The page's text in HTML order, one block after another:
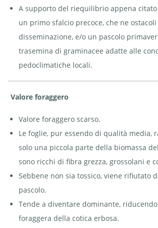
A supporto del riequilibrio appena
un primo sfalcio precoce, che ne ostacoli
disseminazione, e/o un pascolo
trasemina di graminacee adatte alle
pedoclimatiche locali.
Valore foraggero
Valore foraggero scarso.
Le foglie, pur essendo di qualità media,
solo una piccola parte della biomassa
sono ricchi di fibra grezza, grossolani e
Sebbene non sia tossico, viene rifiutato
pascolo.
Tende a diventare dominante,
foraggera della cotica erbosa.